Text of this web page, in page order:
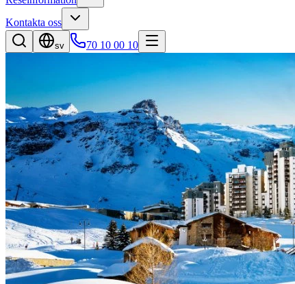
Kontakta oss
sv 70 10 00 10